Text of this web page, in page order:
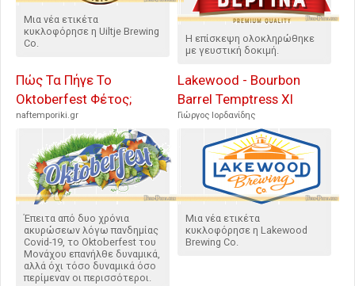
Μια νέα ετικέτα
κυκλοφόρησε η Uiltje Brewing
Co.
Η επίσκεψη ολοκληρώθηκε
με γευστική δοκιμή.
Πώς Τα Πήγε Το
Oktoberfest Φέτος;
naftemporiki.gr
Έπειτα από δυο χρόνια
ακυρώσεων λόγω πανδημίας
Covid-19, το Oktoberfest του
Μονάχου επανήλθε δυναμικά,
αλλά όχι τόσο δυναμικά όσο
περίμεναν οι περισσότεροι.
Lakewood - Bourbon
Barrel Temptress XI
Γιώργος Ιορδανίδης
Μια νέα ετικέτα
κυκλοφόρησε η Lakewood
Brewing Co.